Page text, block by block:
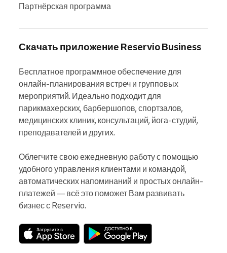
Партнёрская программа
Скачать приложение Reservio Business
Бесплатное программное обеспечение для
онлайн-планирования встреч и групповых
мероприятий. Идеально подходит для
парикмахерских, барбершопов, спортзалов,
медицинских клиник, консультаций, йога-студий,
преподавателей и других.
Облегчите свою ежедневную работу с помощью
удобного управления клиентами и командой,
автоматических напоминаний и простых онлайн-
платежей — всё это поможет Вам развивать
бизнес с Reservio.